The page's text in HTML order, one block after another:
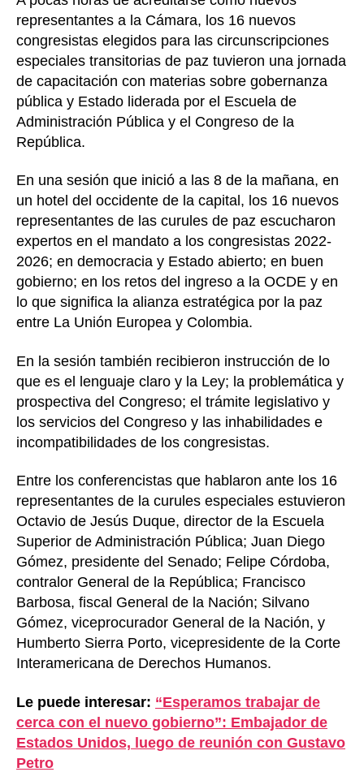
k
se
capacitan
en
temas
de
Estado
para
cargo
representantes a la Cámara, los 16 nuevos
congresistas elegidos para las circunscripciones
especiales transitorias de paz tuvieron una jornada
de capacitación con materias sobre gobernanza
pública y Estado liderada por el Escuela de
Administración Pública y el Congreso de la
República.
En una sesión que inició a las 8 de la mañana, en
un hotel del occidente de la capital, los 16 nuevos
representantes de las curules de paz escucharon
expertos en el mandato a los congresistas 2022-
2026; en democracia y Estado abierto; en buen
gobierno; en los retos del ingreso a la OCDE y en
lo que significa la alianza estratégica por la paz
entre La Unión Europea y Colombia.
En la sesión también recibieron instrucción de lo
que es el lenguaje claro y la Ley; la problemática y
prospectiva del Congreso; el trámite legislativo y
los servicios del Congreso y las inhabilidades e
incompatibilidades de los congresistas.
Entre los conferencistas que hablaron ante los 16
representantes de la curules especiales estuvieron
Octavio de Jesús Duque, director de la Escuela
Superior de Administración Pública; Juan Diego
Gómez, presidente del Senado; Felipe Córdoba,
contralor General de la República; Francisco
Barbosa, fiscal General de la Nación; Silvano
Gómez, viceprocurador General de la Nación, y
Humberto Sierra Porto, vicepresidente de la Corte
Interamericana de Derechos Humanos.
Le puede interesar: “Esperamos trabajar de
cerca con el nuevo gobierno”: Embajador de
Estados Unidos, luego de reunión con Gustavo
Petro